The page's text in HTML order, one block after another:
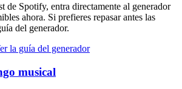
de Spotify, entra directamente al generador
ahora. Si prefieres repasar antes las
del generador.
la guía del generador
musical